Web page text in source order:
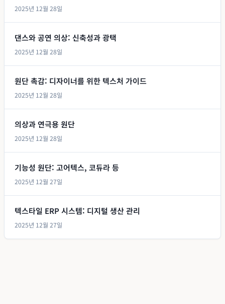
2025년 12월 28일
댄스와 공연 의상: 신축성과 광택
2025년 12월 28일
원단 촉감: 디자이너를 위한 텍스처 가이드
2025년 12월 28일
의상과 연극용 원단
2025년 12월 28일
기능성 원단: 고어텍스, 코듀라 등
2025년 12월 27일
텍스타일 ERP 시스템: 디지털 생산 관리
2025년 12월 27일